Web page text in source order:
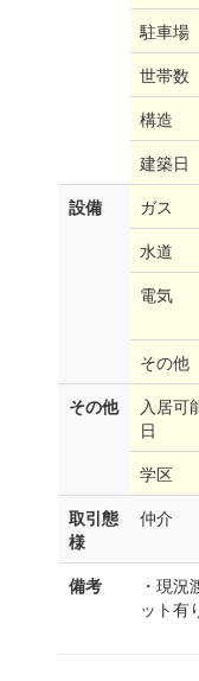
駐車場
世帯数
構造
建築日
設備
ガス
水道
電気
その他
その他
入居可
日
学区
取引態
様
仲介
備考
・現
ット有